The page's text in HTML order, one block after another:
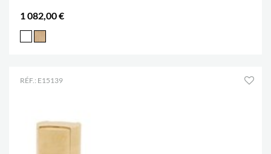
1 082,00 €
RÉF.: E15139